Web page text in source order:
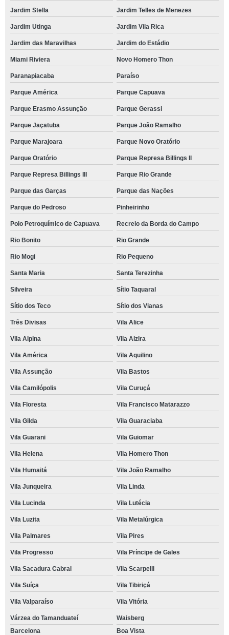
Jardim Stella Jardim Telles de Menezes
Jardim Utinga Jardim Vila Rica
Jardim das Maravilhas Jardim do Estádio
Miami Riviera Novo Homero Thon
Paranapiacaba Paraíso
Parque América Parque Capuava
Parque Erasmo Assunção Parque Gerassi
Parque Jaçatuba Parque João Ramalho
Parque Marajoara Parque Novo Oratório
Parque Oratório Parque Represa Billings II
Parque Represa Billings III Parque Rio Grande
Parque das Garças Parque das Nações
Parque do Pedroso Pinheirinho
Polo Petroquímico de Capuava Recreio da Borda do Campo
Rio Bonito Rio Grande
Rio Mogi Rio Pequeno
Santa Maria Santa Terezinha
Silveira Sítio Taquaral
Sítio dos Teco Sítio dos Vianas
Três Divisas Vila Alice
Vila Alpina Vila Alzira
Vila América Vila Aquilino
Vila Assunção Vila Bastos
Vila Camilópolis Vila Curuçá
Vila Floresta Vila Francisco Matarazzo
Vila Gilda Vila Guaraciaba
Vila Guarani Vila Guiomar
Vila Helena Vila Homero Thon
Vila Humaitá Vila João Ramalho
Vila Junqueira Vila Linda
Vila Lucinda Vila Lutécia
Vila Luzita Vila Metalúrgica
Vila Palmares Vila Pires
Vila Progresso Vila Príncipe de Gales
Vila Sacadura Cabral Vila Scarpelli
Vila Suíça Vila Tibiriçá
Vila Valparaíso Vila Vitória
Várzea do Tamanduateí
Waisberg
Barcelona
Boa Vista